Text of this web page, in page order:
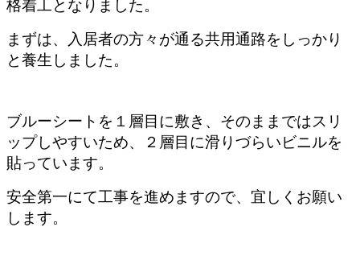
格着工となりました。
まずは、入居者の方々が通る共用通路をしっかり
と養生しました。
ブルーシートを１層目に敷き、そのままではスリ
ップしやすいため、２層目に滑りづらいビニルを
貼っています。
安全第一にて工事を進めますので、宜しくお願い
します。